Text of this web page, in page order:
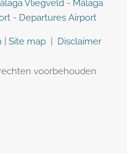
n
e
n
Vliegveld- Málaga
- Departures Airport
Site map Disclaimer
voorbehouden